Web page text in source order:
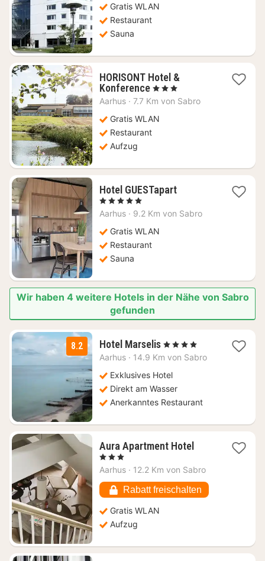
Gratis WLAN
Restaurant
Sauna
HORISONT Hotel &
Konference1
Nacht
134,36
€
, 3 Sterne
Aarhus · 7.7 Km von Sabro
Gratis WLAN
Restaurant
Aufzug
Hotel GUESTapart1
ab
, 5 Sterne
Aarhus · 9.2 Km von Sabro
Gratis WLAN
Restaurant
Sauna
Wir haben 4 weitere Hotels in der Nähe von Sabro
gefunden
8.2 Hotel Marselis1
Nacht
134,20
€
, 4 Sterne
Aarhus · 14.9 Km von Sabro
Exklusives Hotel
Direkt am Wasser
Anerkanntes Restaurant
Aura Apartment Hotel1
ab
€
, 3 Sterne
Aarhus · 12.2 Km von Sabro
Rabatt freischalten
Gratis WLAN
Aufzug